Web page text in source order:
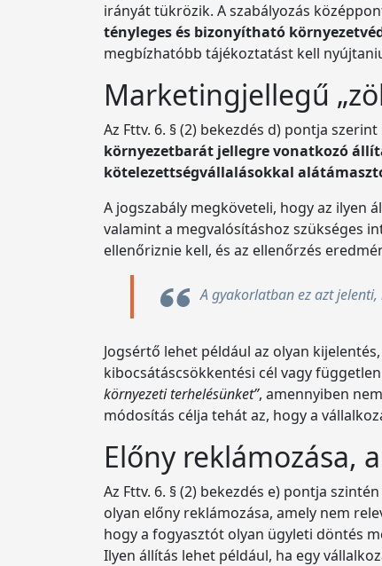
irányát tükrözik. A szabályozás
tényleges és bizonyítható
megbízhatóbb tájékoztatást kell
Marketingjellegű
Az Fttv. 6. § (2) bekezdés d) pontja szerint
környezetbarát jellegre vonatkozó
kötelezettségvállalásokkal
A jogszabály megköveteli, hogy az ilyen
valamint a megvalósításhoz szükséges
ellenőriznie kell, és az ellenőrzés
A gyakorlatban ez azt
Jogsértő lehet például az olyan
kibocsátáscsökkentési cél vagy
környezeti terhelésünket”, amennyiben
módosítás célja tehát az, hogy a
Előny reklámozása,
Az Fttv. 6. § (2) bekezdés e) pontja
olyan előny reklámozása, amely nem
hogy a fogyasztót olyan ügyleti döntés
Ilyen állítás lehet például, ha egy